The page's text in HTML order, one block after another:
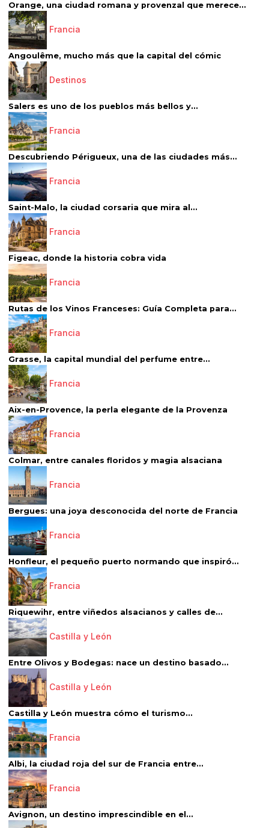
Orange, una ciudad romana y provenzal que merece...
Francia
Angoulême, mucho más que la capital del cómic
Destinos
Salers es uno de los pueblos más bellos y...
Francia
Descubriendo Périgueux, una de las ciudades más...
Francia
Saint-Malo, la ciudad corsaria que mira al...
Francia
Figeac, donde la historia cobra vida
Francia
Rutas de los Vinos Franceses: Guía Completa para...
Francia
Grasse, la capital mundial del perfume entre...
Francia
Aix-en-Provence, la perla elegante de la Provenza
Francia
Colmar, entre canales floridos y magia alsaciana
Francia
Bergues: una joya desconocida del norte de Francia
Francia
Honfleur, el pequeño puerto normando que inspiró...
Francia
Riquewihr, entre viñedos alsacianos y calles de...
Castilla y León
Entre Olivos y Bodegas: nace un destino basado...
Castilla y León
Castilla y León muestra cómo el turismo...
Francia
Albi, la ciudad roja del sur de Francia entre...
Francia
Avignon, un destino imprescindible en el...